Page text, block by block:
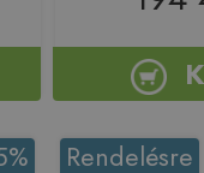
Rendelésre